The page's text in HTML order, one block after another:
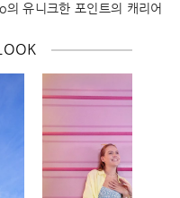
유니크한 포인트의 캐리어